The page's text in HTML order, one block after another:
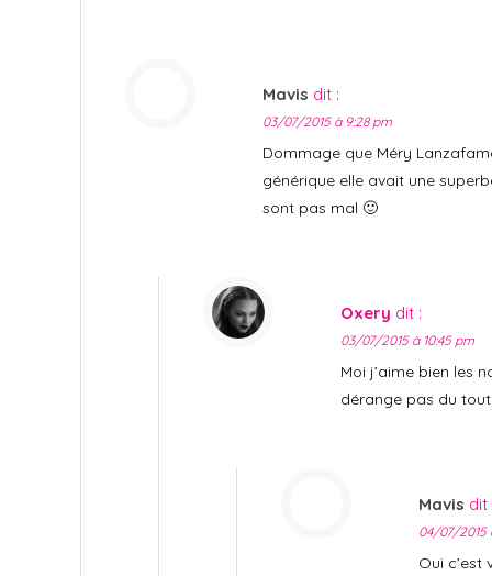
Mavis dit :
03/07/2015 à 9:28 pm
Dommage que Méry
générique elle avait une
sont pas mal 🙂
Oxery dit :
03/07/2015 à 10:45 pm
Moi j’aime bien les
dérange pas du
Mavis dit
04/07/2015
Oui c’est